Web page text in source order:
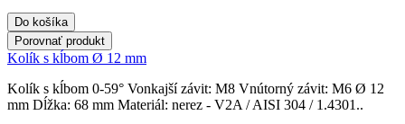
Do košíka
Porovnať produkt
Kolík s kĺbom Ø 12 mm
Kolík s kĺbom 0-59° Vonkajší závit: M8 Vnútorný závit: M6 Ø 12
mm Dĺžka: 68 mm Materiál: nerez - V2A / AISI 304 / 1.4301..